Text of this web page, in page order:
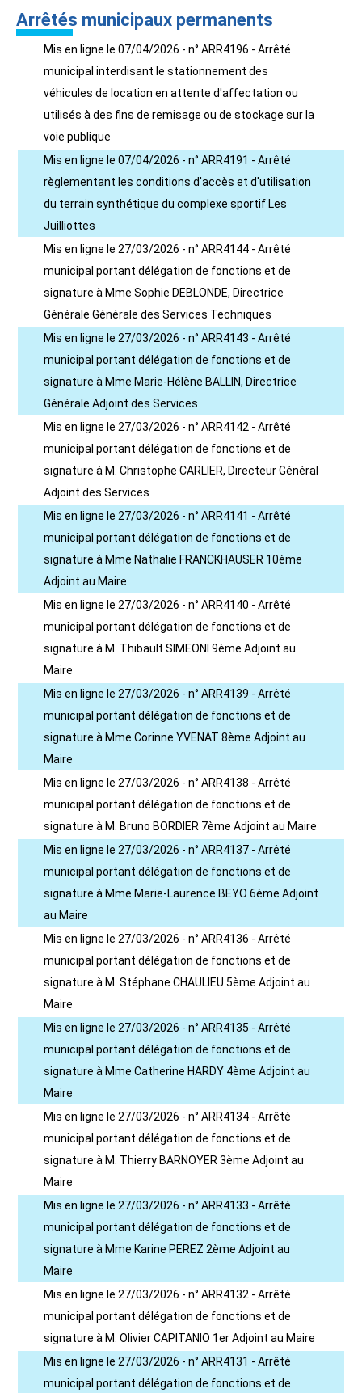
Arrêtés municipaux permanents
Mis en ligne le 07/04/2026 - n° ARR4196 - Arrêté
municipal interdisant le stationnement des
véhicules de location en attente d'affectation ou
utilisés à des fins de remisage ou de stockage sur la
voie publique
Mis en ligne le 07/04/2026 - n° ARR4191 - Arrêté
règlementant les conditions d'accès et d'utilisation
du terrain synthétique du complexe sportif Les
Juilliottes
Mis en ligne le 27/03/2026 - n° ARR4144 - Arrêté
municipal portant délégation de fonctions et de
signature à Mme Sophie DEBLONDE, Directrice
Générale Générale des Services Techniques
Mis en ligne le 27/03/2026 - n° ARR4143 - Arrêté
municipal portant délégation de fonctions et de
signature à Mme Marie-Hélène BALLIN, Directrice
Générale Adjoint des Services
Mis en ligne le 27/03/2026 - n° ARR4142 - Arrêté
municipal portant délégation de fonctions et de
signature à M. Christophe CARLIER, Directeur Général
Adjoint des Services
Mis en ligne le 27/03/2026 - n° ARR4141 - Arrêté
municipal portant délégation de fonctions et de
signature à Mme Nathalie FRANCKHAUSER 10ème
Adjoint au Maire
Mis en ligne le 27/03/2026 - n° ARR4140 - Arrêté
municipal portant délégation de fonctions et de
signature à M. Thibault SIMEONI 9ème Adjoint au
Maire
Mis en ligne le 27/03/2026 - n° ARR4139 - Arrêté
municipal portant délégation de fonctions et de
signature à Mme Corinne YVENAT 8ème Adjoint au
Maire
Mis en ligne le 27/03/2026 - n° ARR4138 - Arrêté
municipal portant délégation de fonctions et de
signature à M. Bruno BORDIER 7ème Adjoint au Maire
Mis en ligne le 27/03/2026 - n° ARR4137 - Arrêté
municipal portant délégation de fonctions et de
signature à Mme Marie-Laurence BEYO 6ème Adjoint
au Maire
Mis en ligne le 27/03/2026 - n° ARR4136 - Arrêté
municipal portant délégation de fonctions et de
signature à M. Stéphane CHAULIEU 5ème Adjoint au
Maire
Mis en ligne le 27/03/2026 - n° ARR4135 - Arrêté
municipal portant délégation de fonctions et de
signature à Mme Catherine HARDY 4ème Adjoint au
Maire
Mis en ligne le 27/03/2026 - n° ARR4134 - Arrêté
municipal portant délégation de fonctions et de
signature à M. Thierry BARNOYER 3ème Adjoint au
Maire
Mis en ligne le 27/03/2026 - n° ARR4133 - Arrêté
municipal portant délégation de fonctions et de
signature à Mme Karine PEREZ 2ème Adjoint au
Maire
Mis en ligne le 27/03/2026 - n° ARR4132 - Arrêté
municipal portant délégation de fonctions et de
signature à M. Olivier CAPITANIO 1er Adjoint au Maire
Mis en ligne le 27/03/2026 - n° ARR4131 - Arrêté
municipal portant délégation de fonctions et de